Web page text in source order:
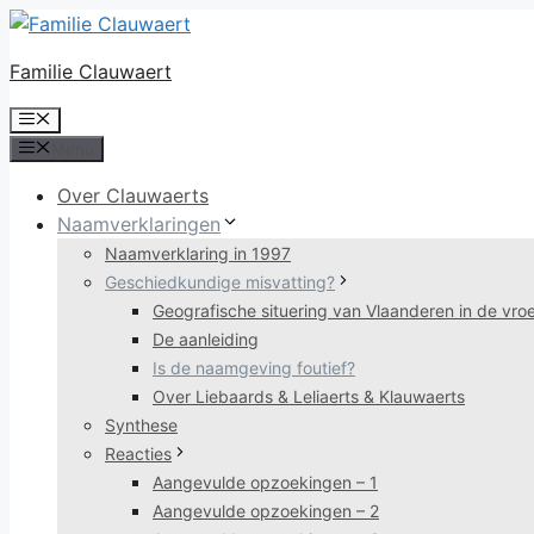
Ga
de
inhoud
Familie Clauwaert
Menu
Over Clauwaerts
Naamverklaringen
Naamverklaring in 1997
Geschiedkundige misvatting?
Geografische situering van Vlaanderen in de
De aanleiding
Is de naamgeving foutief?
Over Liebaards & Leliaerts & Klauwaerts
Synthese
Reacties
Aangevulde opzoekingen – 1
Aangevulde opzoekingen – 2